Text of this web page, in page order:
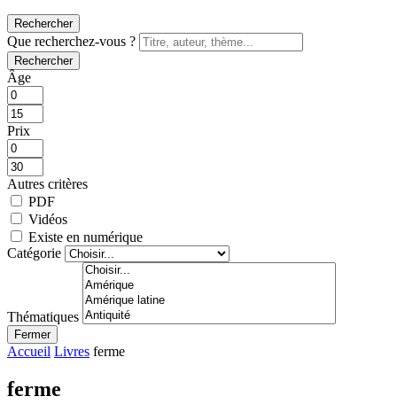
Rechercher
Que recherchez-vous ?
Rechercher
Âge
Prix
Autres critères
PDF
Vidéos
Existe en numérique
Catégorie
Thématiques
Fermer
Accueil Livres ferme
ferme